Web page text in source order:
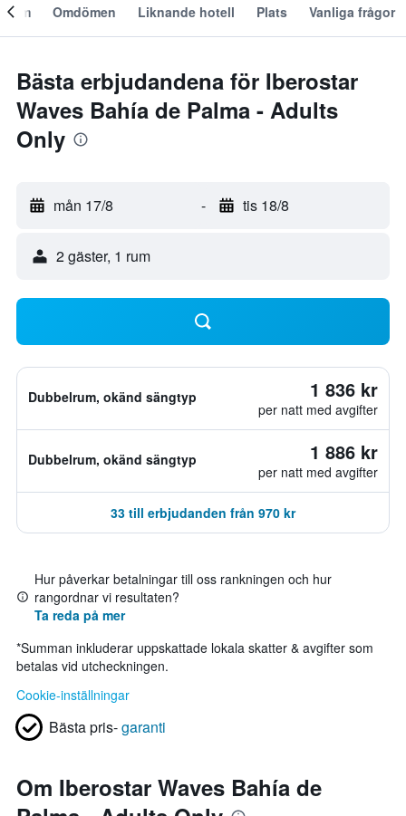
Om Omdömen Liknande hotell Plats Vanliga frågor
Bästa erbjudandena för Iberostar
Waves Bahía de Palma - Adults
Only
mån 17/8 - tis 18/8
2 gäster, 1 rum
Dubbelrum, okänd sängtyp 1 836 kr
per natt med avgifter
Dubbelrum, okänd sängtyp 1 886 kr
per natt med avgifter
33 till erbjudanden från 970 kr
Hur påverkar betalningar till oss rankningen och hur
rangordnar vi resultaten?
Ta reda på mer
*Summan inkluderar uppskattade lokala skatter & avgifter som
betalas vid utcheckningen.
Cookie-inställningar
Bästa pris-garanti
Om Iberostar Waves Bahía de